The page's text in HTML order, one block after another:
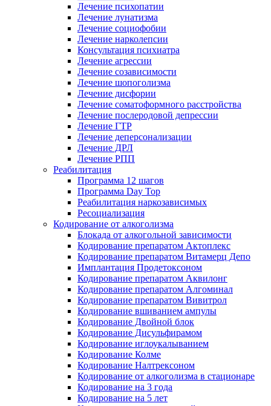
Лечение психопатии
Лечение лунатизма
Лечение социофобии
Лечение нарколепсии
Консультация психиатра
Лечение агрессии
Лечение созависимости
Лечение шопоголизма
Лечение дисфории
Лечение соматоформного расстройства
Лечение послеродовой депрессии
Лечение ГТР
Лечение деперсонализации
Лечение ДРЛ
Лечение РПП
Реабилитация
Программа 12 шагов
Программа Day Top
Реабилитация наркозависимых
Ресоциализация
Кодирование от алкоголизма
Блокада от алкогольной зависимости
Кодирование препаратом Актоплекс
Кодирование препаратом Витамерц Депо
Имплантация Продетоксоном
Кодирование препаратом Аквилонг
Кодирование препаратом Алгоминал
Кодирование препаратом Вивитрол
Кодирование вшиванием ампулы
Кодирование Двойной блок
Кодирование Дисульфирамом
Кодирование иглоукалыванием
Кодирование Колме
Кодирование Налтрексоном
Кодирование от алкоголизма в стационаре
Кодирование на 3 года
Кодирование на 5 лет